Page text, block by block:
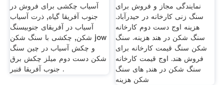
آسیاب چکشی برای فروش در
جنوب آفریقا گیاه, ذرت آسیاب
آسیاب در آفریقای جنوبیسنگ
شکن, چکشی با سنگ شکن jow
و چکش آسیاب در چین سنگ
شکن دست دوم میلز چکش برق
جنوب آفریقا قنبر .
نمایندگی مجاز و فروش برای
سنگ زنی کارخانه در حیدرآباد.
هزینه اوج دست دوم کارخانه
سنگ شکن در هند هزینه. سنگ
شکن سنگ قیمت کارخانه برای
فروش هند. اوج قیمت کارخانه
سنگ شکن در هند, های سنگ
شکن هزینه